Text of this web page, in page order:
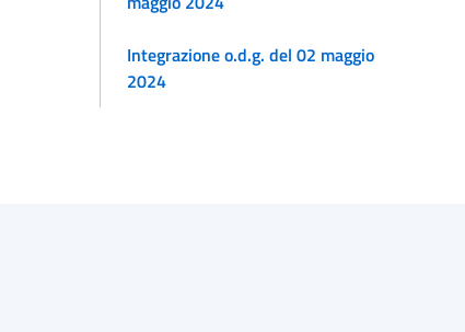
Integrazione o.d.g. del 02 maggio
2024